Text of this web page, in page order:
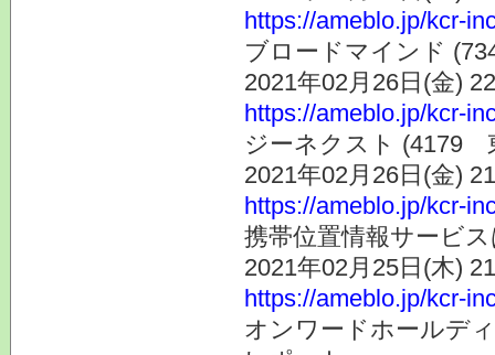
https://ameblo.jp/kcr-
ブロードマインド
2021年02月26日(金)
https://ameblo.jp/kcr-
ジーネクスト (4179
2021年02月26日(金)
https://ameblo.jp/kcr-
携帯位置情報サービ
2021年02月25日(木)
https://ameblo.jp/kcr-
オンワードホールデ